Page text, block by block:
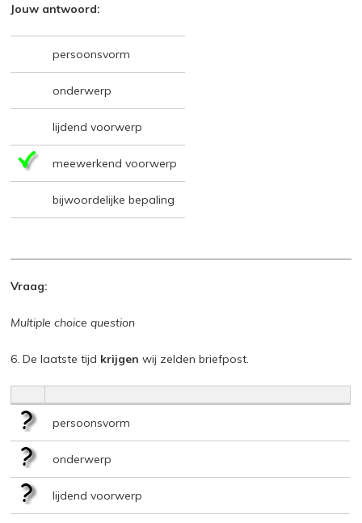
Jouw antwoord:
persoonsvorm
onderwerp
lijdend voorwerp
meewerkend voorwerp
bijwoordelijke bepaling
Vraag:
Multiple choice question
6. De laatste tijd krijgen wij zelden briefpost.
persoonsvorm
onderwerp
lijdend voorwerp